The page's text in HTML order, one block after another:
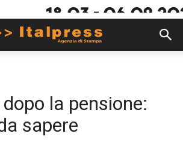
la pensione:
sapere